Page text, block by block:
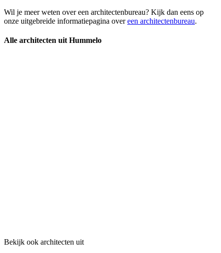
Wil je meer weten over een architectenbureau? Kijk dan eens op
onze uitgebreide informatiepagina overeen architectenbureau.
Alle architecten uit Hummelo
Bekijk ook architecten uit